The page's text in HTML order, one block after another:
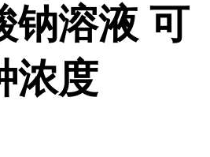
钠溶液 可
浓度